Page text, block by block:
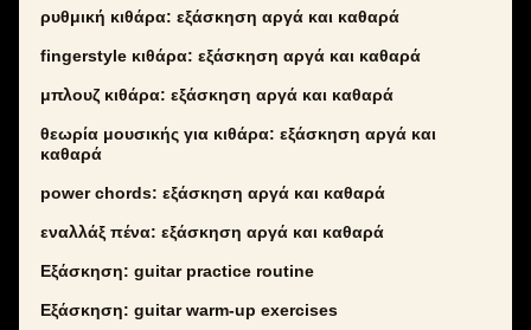
ρυθμική κιθάρα: εξάσκηση αργά και καθαρά
fingerstyle κιθάρα: εξάσκηση αργά και καθαρά
μπλουζ κιθάρα: εξάσκηση αργά και καθαρά
θεωρία μουσικής για κιθάρα: εξάσκηση αργά και
καθαρά
power chords: εξάσκηση αργά και καθαρά
εναλλάξ πένα: εξάσκηση αργά και καθαρά
Εξάσκηση: guitar practice routine
Εξάσκηση: guitar warm-up exercises